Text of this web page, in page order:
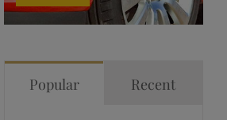
Popular Recent